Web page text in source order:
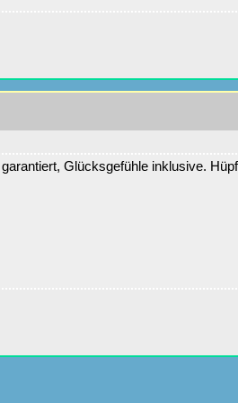
Glücksgefühle inklusive. Hüpf